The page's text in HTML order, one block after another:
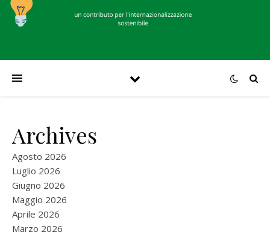
Archives
Agosto 2026
Luglio 2026
Giugno 2026
Maggio 2026
Aprile 2026
Marzo 2026